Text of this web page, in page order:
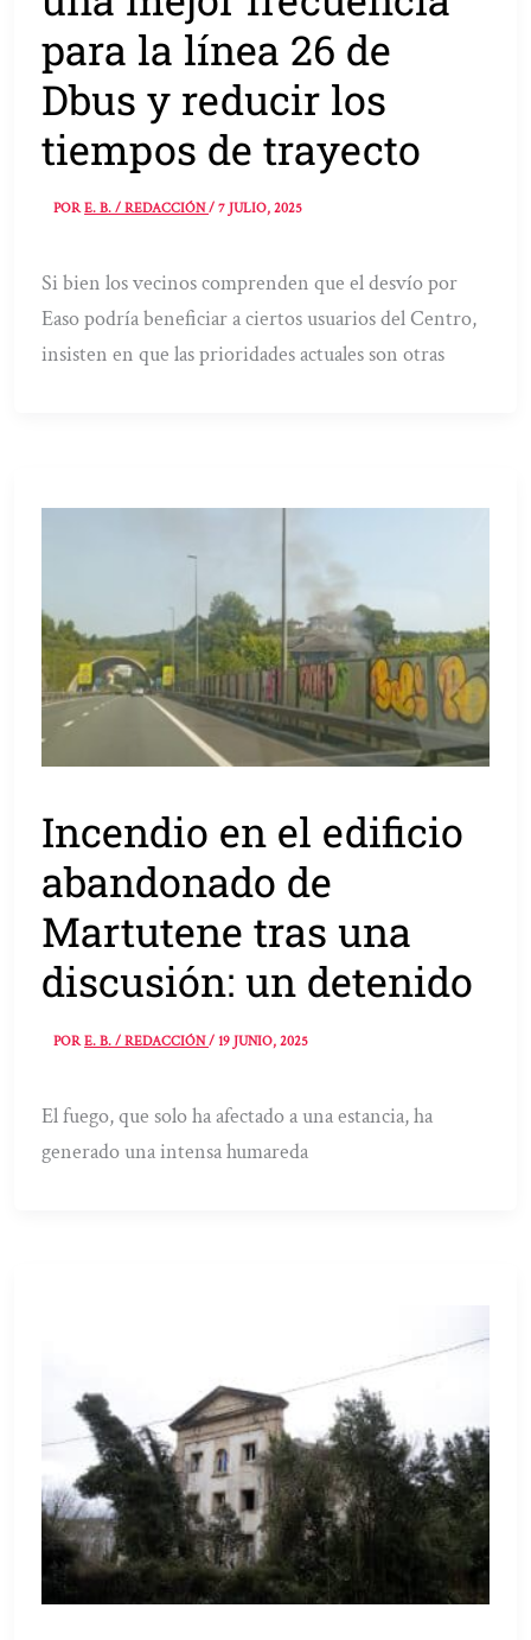
para la línea 26 de
Dbus y reducir los
tiempos de trayecto
PORE. B. / REDACCIÓN/7 JULIO, 2025
Si bien los vecinos comprenden que el desvío por
Easo podría beneficiar a ciertos usuarios del Centro,
insisten en que las prioridades actuales son otras
Incendio en el edificio
abandonado de
Martutene tras una
discusión: un detenido
PORE. B. / REDACCIÓN/19 JUNIO, 2025
El fuego, que solo ha afectado a una estancia, ha
generado una intensa humareda